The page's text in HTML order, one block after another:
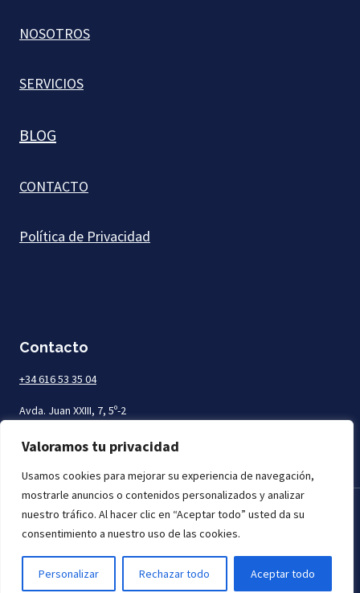
Valoramos tu privacidad
Usamos cookies para mejorar su experiencia de navegación,
mostrarle anuncios o contenidos personalizados y analizar
nuestro tráfico. Al hacer clic en “Aceptar todo” usted da su
consentimiento a nuestro uso de las cookies.
Personalizar Rechazar todo Aceptar todo
NOSOTROS
SERVICIOS
BLOG
CONTACTO
Política de Privacidad
Contacto
+34 616 53 35 04
Avda. Juan XXIII, 7, 5º-2
Las Palmas de Gran Canaria
Todos los derechos reservados. Mar Abogados © 2026